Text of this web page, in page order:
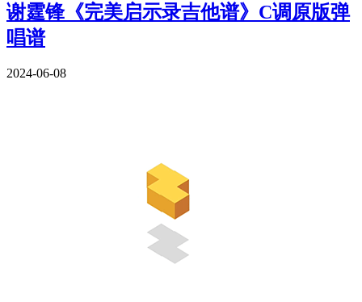
谢霆锋《完美启示录吉他谱》C调原版弹
唱谱
2024-06-08